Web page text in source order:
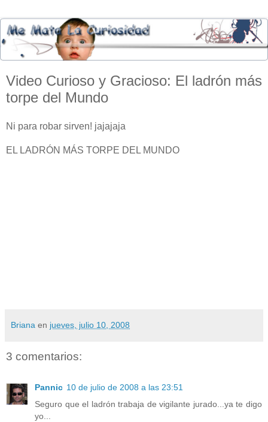
Video Curioso y Gracioso: El ladrón más
torpe del Mundo
Ni para robar sirven! jajajaja
EL LADRÓN MÁS TORPE DEL MUNDO
Briana en jueves, julio 10, 2008
3 comentarios:
Pannic 10 de julio de 2008 a las 23:51
Seguro que el ladrón trabaja de vigilante jurado...ya te digo
yo...